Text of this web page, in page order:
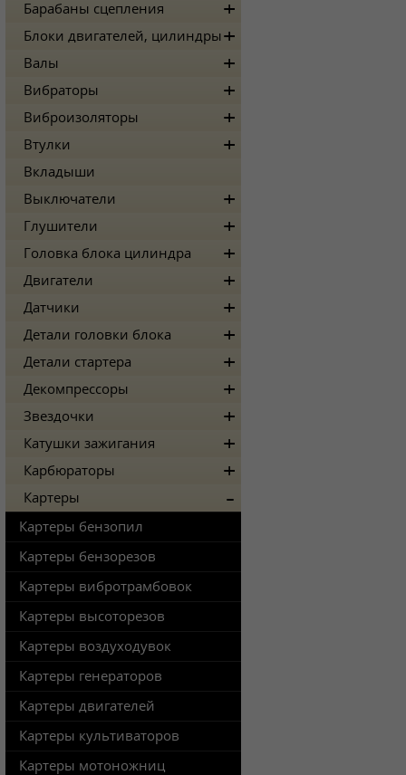
Барабаны сцепления
Блоки двигателей, цилиндры
Валы
Вибраторы
Виброизоляторы
Втулки
Вкладыши
Выключатели
Глушители
Головка блока цилиндра
Двигатели
Датчики
Детали головки блока
Детали стартера
Декомпрессоры
Звездочки
Катушки зажигания
Карбюраторы
Картеры
Картеры бензопил
Картеры бензорезов
Картеры вибротрамбовок
Картеры высоторезов
Картеры воздуходувок
Картеры генераторов
Картеры двигателей
Картеры культиваторов
Картеры мотоножниц